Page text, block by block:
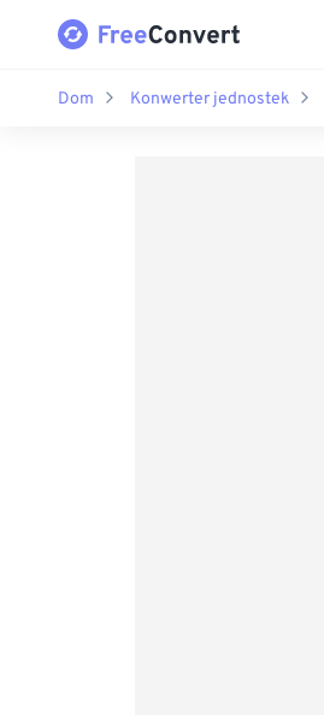
Dom Konwerter jednostek